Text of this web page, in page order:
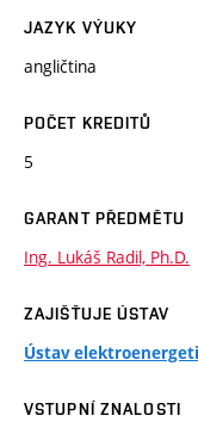
JAZYK VÝUKY
angličtina
POČET KREDITŮ
5
GARANT PŘEDMĚTU
Ing. Lukáš Radil, Ph.D.
ZAJIŠŤUJE ÚSTAV
Ústav
VSTUPNÍ ZNALOSTI